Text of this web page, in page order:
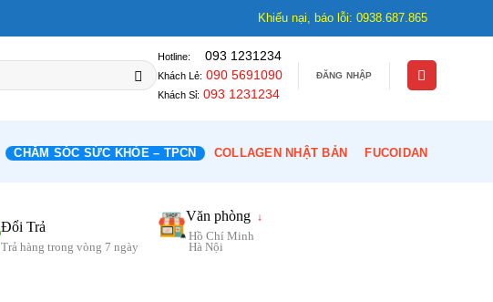
Khiếu nại, báo lỗi: 0938.687.865
Hotline: 093 1231234
Khách Lẻ: 090 5691090
Khách Sỉ: 093 1231234
ĐĂNG NHẬP
CHĂM SÓC SỨC KHỎE – TPCN COLLAGEN NHẬT BẢN FUCOIDAN
Đổi Trả
Trả hàng trong vòng 7 ngày
Văn phòng ↓
Hồ Chí Minh
Hà Nội